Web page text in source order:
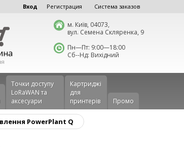
Вход Регистрация Система заказов
м. Київ, 04073,
вул. Семена Скляренка, 9
Пн—Пт: 9:00—18:00
Сб--Нд: Вихідний
Точки доступу
LoRaWAN та
аксесуари
Картриджі
для
принтерів
Промо
PowerPlant Q